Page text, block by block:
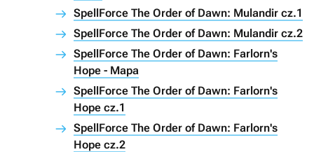
SpellForce The Order of Dawn: Mulandir cz.1
SpellForce The Order of Dawn: Mulandir cz.2
SpellForce The Order of Dawn: Farlorn's
Hope - Mapa
SpellForce The Order of Dawn: Farlorn's
Hope cz.1
SpellForce The Order of Dawn: Farlorn's
Hope cz.2